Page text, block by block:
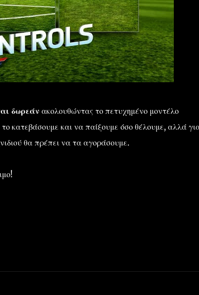
δωρεάνακολουθώντας το πετυχημένο μοντέλο
και να παίξουμε όσο θέλουμε, αλλά
θα πρέπει να τα αγοράσουμε.